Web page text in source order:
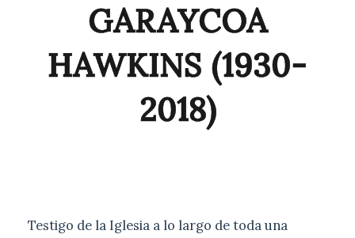
GARAYCOA
HAWKINS (1930-
2018)
Testigo de la Iglesia a lo largo de toda una